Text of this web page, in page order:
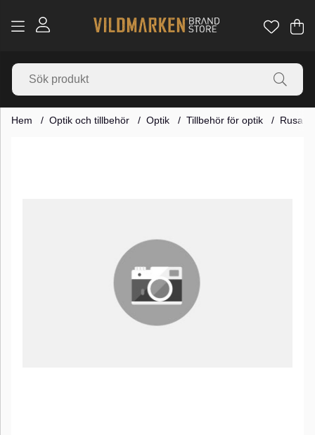
.
Hem Optik och tillbehör Optik Tillbehör för optik Rusan